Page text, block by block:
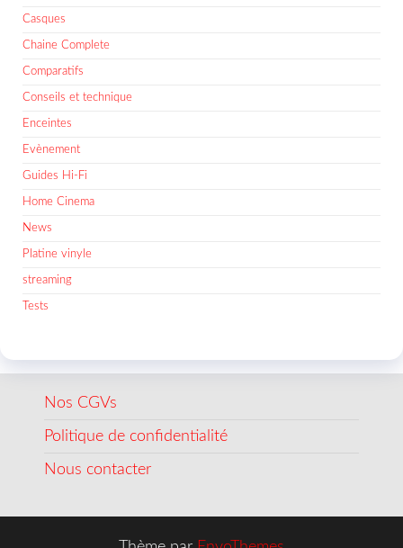
Casques
Chaine Complete
Comparatifs
Conseils et technique
Enceintes
Evènement
Guides Hi-Fi
Home Cinema
News
Platine vinyle
streaming
Tests
Nos CGVs
Politique de confidentialité
Nous contacter